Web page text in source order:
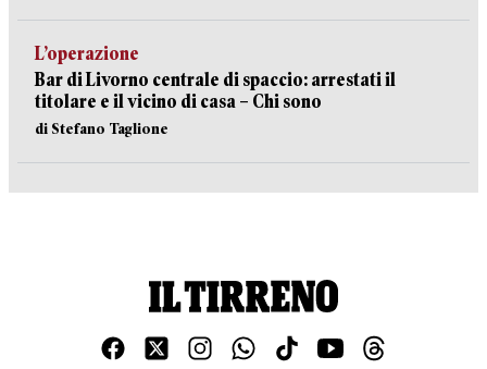
L’operazione
Bar di Livorno centrale di spaccio: arrestati il
titolare e il vicino di casa – Chi sono
di Stefano Taglione